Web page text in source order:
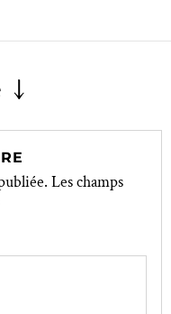
↓
Les champs